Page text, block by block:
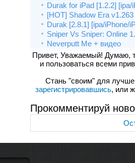
Durak for iPad [1.2.2] [ipa/
[HOT] Shadow Era
Durak [2.8.1] [ipa/iPhone/
Sniper Vs Sniper: Online
Neverputt Me + видео
Привет, Уважаемый! Думаю,
и пользоваться всеми
Стань "своим" для
зарегистрировавшись, или
Прокомментируй